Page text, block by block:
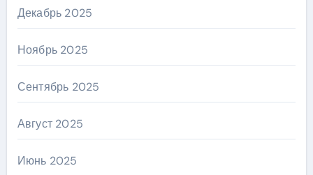
Декабрь 2025
Ноябрь 2025
Сентябрь 2025
Август 2025
Июнь 2025